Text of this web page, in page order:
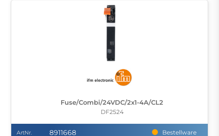
Fuse/Combi/24VDC/2x1-4A/CL2
DF2524
ArtNr. 8911668 Bestellware